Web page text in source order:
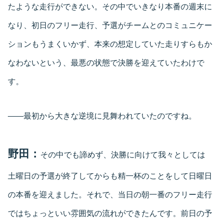
たような走行ができない。その中でいきなり本番の週末に
なり、初日のフリー走行、予選がチームとのコミュニケー
ションもうまくいかず、本来の想定していた走りすらもか
なわないという、最悪の状態で決勝を迎えていたわけで
す。
――最初から大きな逆境に見舞われていたのですね。
野田： その中でも諦めず、決勝に向けて我々としては
土曜日の予選が終了してからも精一杯のことをして日曜日
の本番を迎えました。それで、当日の朝一番のフリー走行
ではちょっといい雰囲気の流れができたんです。前日の予